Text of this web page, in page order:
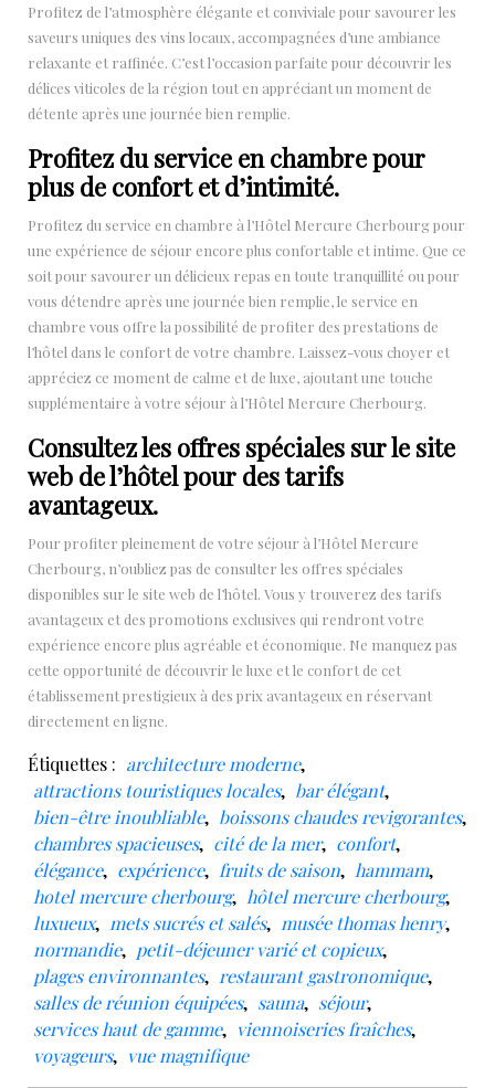
Profitez de l’atmosphère élégante et conviviale pour savourer les
saveurs uniques des vins locaux, accompagnées d’une ambiance
relaxante et raffinée. C’est l’occasion parfaite pour découvrir les
délices viticoles de la région tout en appréciant un moment de
détente après une journée bien remplie.
Profitez du service en chambre pour
plus de confort et d’intimité.
Profitez du service en chambre à l’Hôtel Mercure Cherbourg pour
une expérience de séjour encore plus confortable et intime. Que ce
soit pour savourer un délicieux repas en toute tranquillité ou pour
vous détendre après une journée bien remplie, le service en
chambre vous offre la possibilité de profiter des prestations de
l’hôtel dans le confort de votre chambre. Laissez-vous choyer et
appréciez ce moment de calme et de luxe, ajoutant une touche
supplémentaire à votre séjour à l’Hôtel Mercure Cherbourg.
Consultez les offres spéciales sur le site
web de l’hôtel pour des tarifs
avantageux.
Pour profiter pleinement de votre séjour à l’Hôtel Mercure
Cherbourg, n’oubliez pas de consulter les offres spéciales
disponibles sur le site web de l’hôtel. Vous y trouverez des tarifs
avantageux et des promotions exclusives qui rendront votre
expérience encore plus agréable et économique. Ne manquez pas
cette opportunité de découvrir le luxe et le confort de cet
établissement prestigieux à des prix avantageux en réservant
directement en ligne.
Étiquettes : architecture moderne,
attractions touristiques locales, bar élégant,
bien-être inoubliable, boissons chaudes revigorantes,
chambres spacieuses, cité de la mer, confort,
élégance, expérience, fruits de saison, hammam,
hotel mercure cherbourg, hôtel mercure cherbourg,
luxueux, mets sucrés et salés, musée thomas henry,
normandie, petit-déjeuner varié et copieux,
plages environnantes, restaurant gastronomique,
salles de réunion équipées, sauna, séjour,
services haut de gamme, viennoiseries fraîches,
voyageurs, vue magnifique